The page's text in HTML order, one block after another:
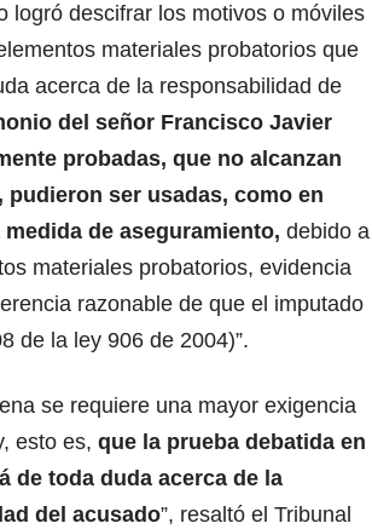
logró descifrar los motivos o móviles
materiales probatorios que
acerca de la responsabilidad de
del señor Francisco Javier
probadas, que no alcanzan
ser usadas, como en
de aseguramiento, debido a
materiales probatorios, evidencia
razonable de que el imputado
de la ley 906 de 2004)”.
se requiere una mayor exigencia
esto es, que la prueba debatida en
de toda duda acerca de la
del acusado”, resaltó el Tribunal